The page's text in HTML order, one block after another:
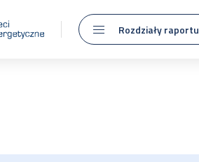
Rozdziały raportu